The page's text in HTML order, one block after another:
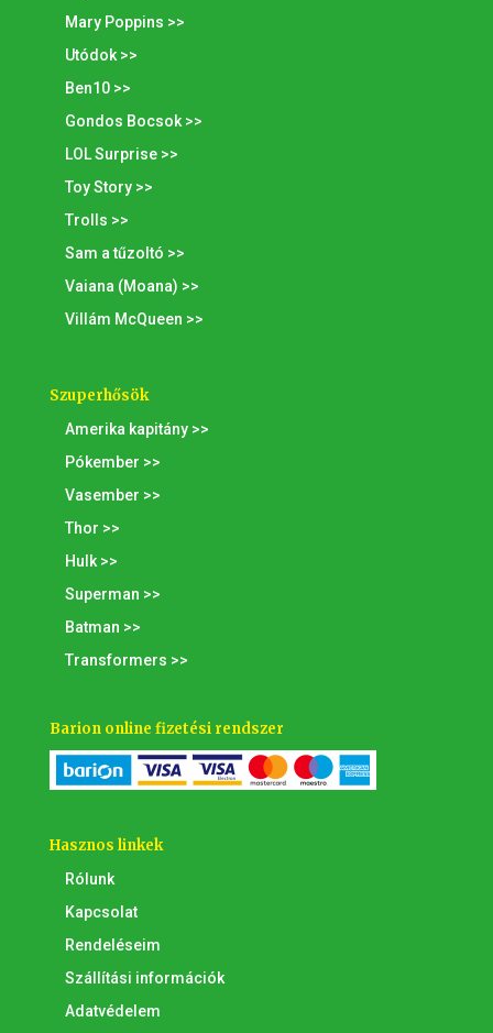
Mary Poppins >>
Utódok >>
Ben10 >>
Gondos Bocsok >>
LOL Surprise >>
Toy Story >>
Trolls >>
Sam a tűzoltó >>
Vaiana (Moana) >>
Villám McQueen >>
Szuperhősök
Amerika kapitány >>
Pókember >>
Vasember >>
Thor >>
Hulk >>
Superman >>
Batman >>
Transformers >>
Barion online fizetési rendszer
Hasznos linkek
Rólunk
Kapcsolat
Rendeléseim
Szállítási információk
Adatvédelem